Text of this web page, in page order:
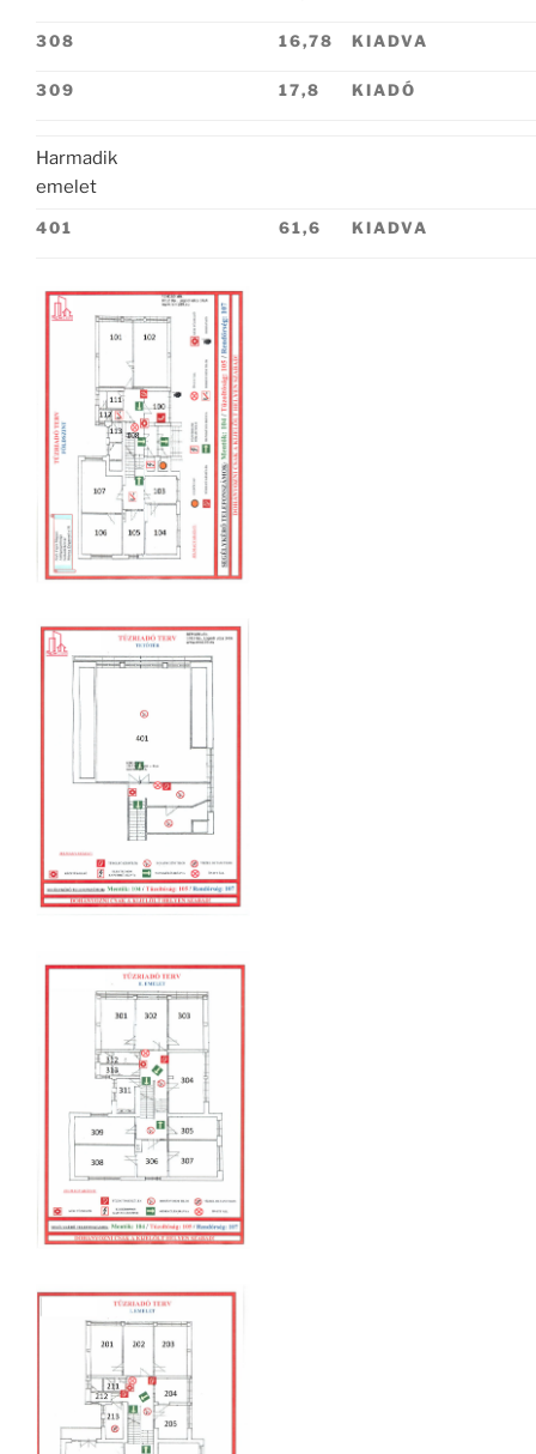
308 16,78 KIADVA
309 17,8 KIADÓ
Harmadik
emelet
401 61,6 KIADVA